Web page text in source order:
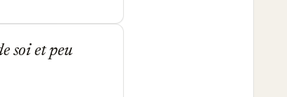
soi et peu